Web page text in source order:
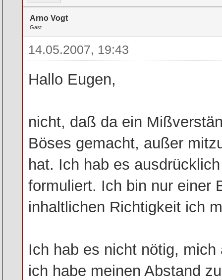
Arno Vogt
Gast
14.05.2007, 19:43
Hallo Eugen,
nicht, daß da ein
Böses gemacht, außer
hat. Ich hab es
formuliert. Ich bin nur einer
inhaltlichen Richtigkeit ich
Ich hab es nicht nötig,
ich habe meinen Abstand